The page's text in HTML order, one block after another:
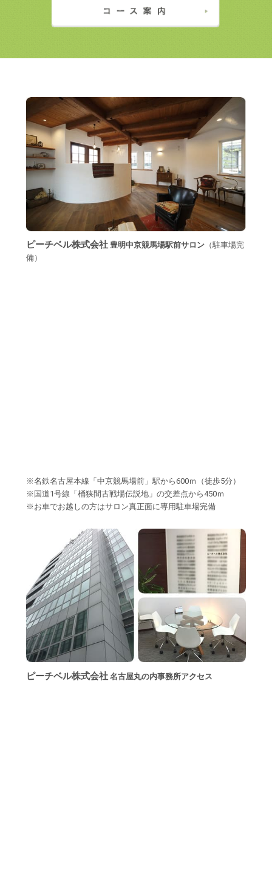
ピーチベル株式会社豊明中京競馬場駅前サロン（駐車場完
備）
※名鉄名古屋本線「中京競馬場前」駅から600ｍ（徒歩5分）
※国道1号線「桶狭間古戦場伝説地」の交差点から450ｍ
※お車でお越しの方はサロン真正面に専用駐車場完備
ピーチベル株式会社名古屋丸の内事務所アクセス